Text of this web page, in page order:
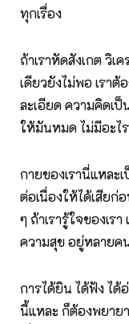
ทุกเรื่อง
ถ้าเราหัดสังเกต วิเ
เดียวยังไม่พอ เราต้
ละเอียด ความคิดเป็
ให้มันหมด ไม่มีอะไ
กายของเรานี่แหละ
ต่อเนื่องให้ได้เสียก่
ๆ ถ้าเรารู้ใจของเร
ความสุข อยู่หลายค
การได้ยิน ได้ฟัง ได้
นี้แหละ ก็ต้องพยาย